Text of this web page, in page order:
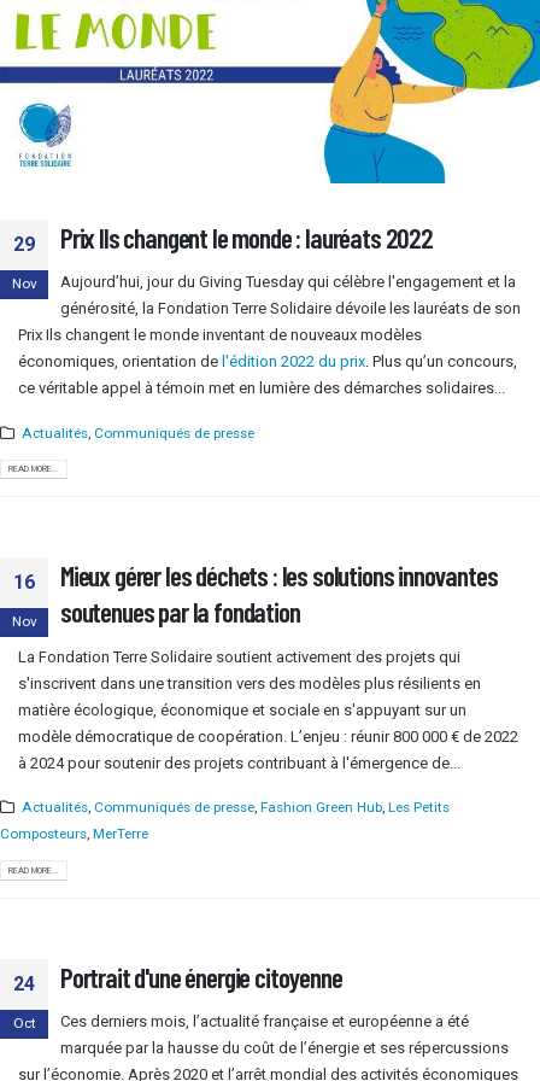
29
Nov
Prix Ils changent le monde : lauréats 2022
Aujourd’hui, jour du Giving Tuesday qui célèbre l'engagement et la
générosité, la Fondation Terre Solidaire dévoile les lauréats de son
Prix Ils changent le monde inventant de nouveaux modèles
économiques, orientation de l'édition 2022 du prix. Plus qu’un concours,
ce véritable appel à témoin met en lumière des démarches solidaires...
Actualités, Communiqués de presse
READ MORE...
16
Nov
Mieux gérer les déchets : les solutions innovantes
soutenues par la fondation
La Fondation Terre Solidaire soutient activement des projets qui
s'inscrivent dans une transition vers des modèles plus résilients en
matière écologique, économique et sociale en s'appuyant sur un
modèle démocratique de coopération. L’enjeu : réunir 800 000 € de 2022
à 2024 pour soutenir des projets contribuant à l'émergence de...
Actualités, Communiqués de presse, Fashion Green Hub, Les Petits
Composteurs, MerTerre
READ MORE...
24
Oct
Portrait d'une énergie citoyenne
Ces derniers mois, l’actualité française et européenne a été
marquée par la hausse du coût de l’énergie et ses répercussions
sur l’économie. Après 2020 et l’arrêt mondial des activités économiques